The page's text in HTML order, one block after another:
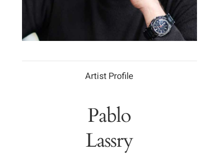
Artist Profile
Pablo
Lassry
cookies no
Son
para que